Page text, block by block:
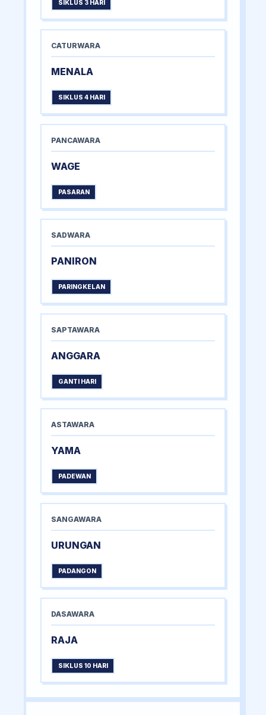
SIKLUS 3 HARI
CATURWARA
MENALA
SIKLUS 4 HARI
PANCAWARA
WAGE
PASARAN
SADWARA
PANIRON
PARINGKELAN
SAPTAWARA
ANGGARA
GANTI HARI
ASTAWARA
YAMA
PADEWAN
SANGAWARA
URUNGAN
PADANGON
DASAWARA
RAJA
SIKLUS 10 HARI